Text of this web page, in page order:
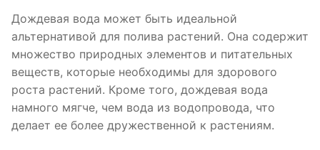
Дождевая вода может быть идеальной
альтернативой для полива растений. Она содержит
множество природных элементов и питательных
веществ, которые необходимы для здорового
роста растений. Кроме того, дождевая вода
намного мягче, чем вода из водопровода, что
делает ее более дружественной к растениям.